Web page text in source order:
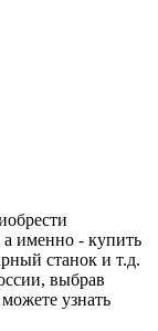
а именно - купить
станок и т.д.
выбрав
узнать